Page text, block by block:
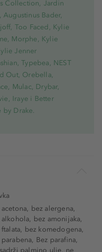
Collection, Jardin
Bader,
Too Faced, Kylie
Morphe, Kylie
Jenner
Typebea, NEST
Out, Orebella,
Mulac, Drybar,
Iraye i Better
by Drake.
acetona, bez alergena,
alkohola, bez amonijaka,
ftalata, bez komedogena,
parabena, Bez parafina,